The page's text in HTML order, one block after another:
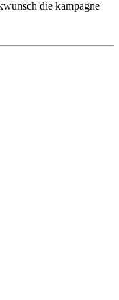
die kampagne